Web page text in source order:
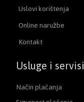
Uslovi korištenja
Online naružbe
Kontakt
Usluge i servisi
Način plaćanja